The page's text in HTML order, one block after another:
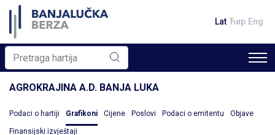
Lat Ћир Eng
AGROKRAJINA A.D. BANJA LUKA
Podaci o hartiji Grafikoni Cijene Poslovi Podaci o emitentu Objave
Finansijski izvještaji